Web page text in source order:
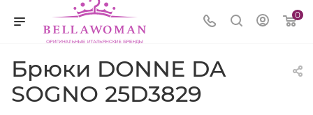
0
Брюки DONNE DA
SOGNO 25D3829